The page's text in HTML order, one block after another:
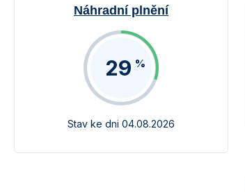
Náhradní plnění
29 %
Stav ke dni 04.08.2026